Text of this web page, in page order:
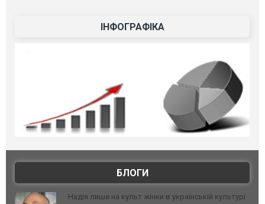
ІНФОГРАФІКА
БЛОГИ
Надія лише на культ жінки в українській культурі